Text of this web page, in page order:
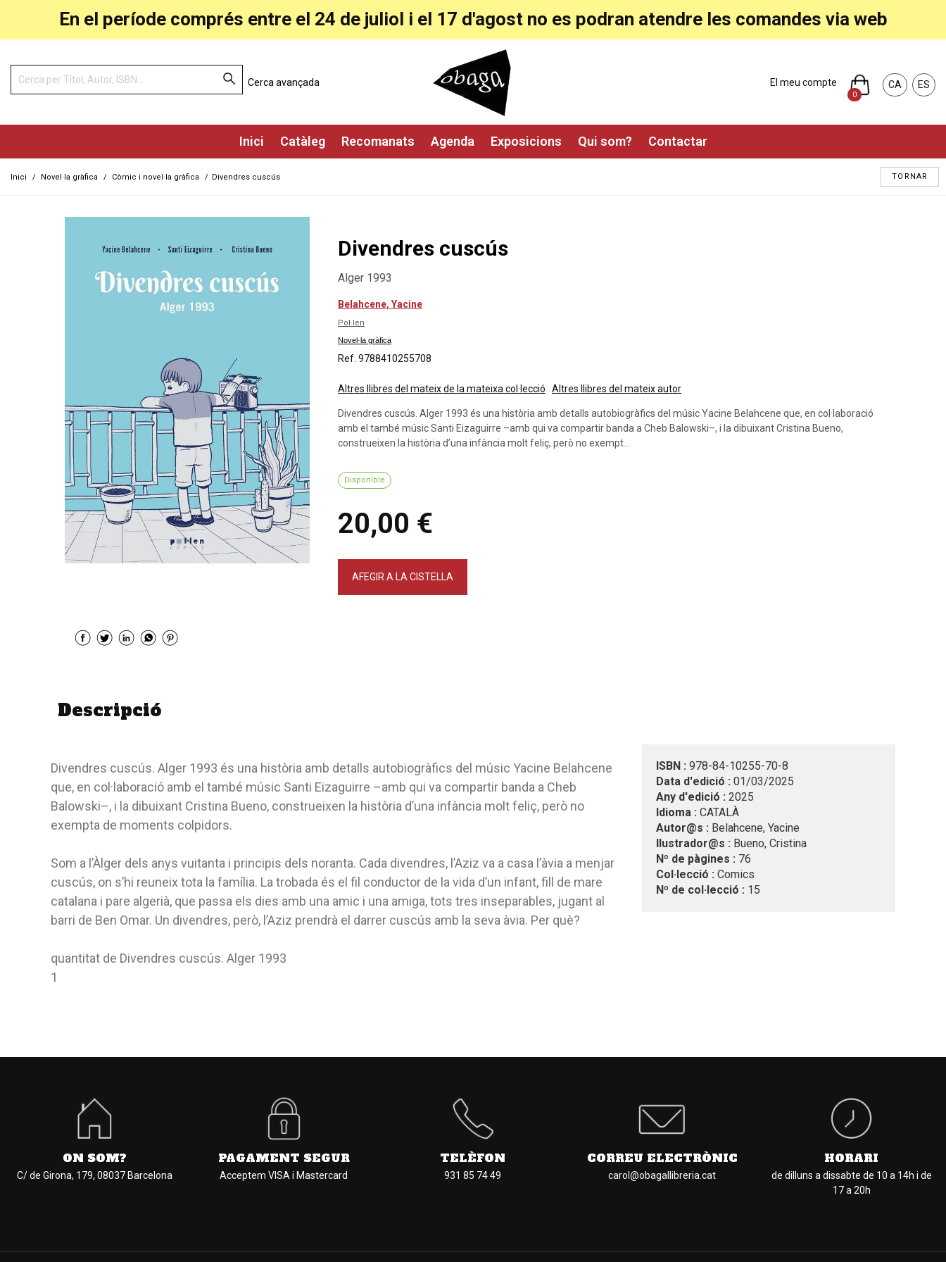
En el període comprés entre el 24 de juliol i el 17 d'agost no es podran atendre les comandes via web
CA ES
El meu compte
0
Inici Catàleg Recomanats Agenda Exposicions Qui som? Contactar
Cerca avançada
Inici / Novel·la gràfica / Còmic i novel·la gràfica / Divendres cuscús TORNAR
Divendres cuscús
Alger 1993
Belahcene, Yacine
Pol·len
Novel·la gràfica
Ref. 9788410255708
Altres llibres del mateix de la mateixa col·lecció Altres llibres del mateix autor
Divendres cuscús. Alger 1993 és una història amb detalls autobiogràfics del músic Yacine Belahcene que, en col·laboració
amb el també músic Santi Eizaguirre –amb qui va compartir banda a Cheb Balowski–, i la dibuixant Cristina Bueno,
construeixen la història d’una infància molt feliç, però no exempt...
Disponible
20,00 €
AFEGIR A LA CISTELLA
Descripció
ISBN : 978-84-10255-70-8
Data d'edició : 01/03/2025
Any d'edició : 2025
Idioma : CATALÀ
Autor@s : Belahcene, Yacine
Ilustrador@s : Bueno, Cristina
Nº de pàgines : 76
Col·lecció : Comics
Nº de col·lecció : 15
Divendres cuscús. Alger 1993 és una història amb detalls autobiogràfics del músic Yacine Belahcene
que, en col·laboració amb el també músic Santi Eizaguirre –amb qui va compartir banda a Cheb
Balowski–, i la dibuixant Cristina Bueno, construeixen la història d’una infància molt feliç, però no
exempta de moments colpidors.
Som a l’Àlger dels anys vuitanta i principis dels noranta. Cada divendres, l’Aziz va a casa l’àvia a menjar
cuscús, on s’hi reuneix tota la família. La trobada és el fil conductor de la vida d’un infant, fill de mare
catalana i pare algerià, que passa els dies amb una amic i una amiga, tots tres inseparables, jugant al
barri de Ben Omar. Un divendres, però, l’Aziz prendrà el darrer cuscús amb la seva àvia. Per què?
quantitat de Divendres cuscús. Alger 1993
1
ON SOM?
C/ de Girona, 179, 08037 Barcelona
PAGAMENT SEGUR
Acceptem VISA i Mastercard
TELÈFON
931 85 74 49
CORREU ELECTRÒNIC
carol@obagallibreria.cat
HORARI
de dilluns a dissabte de 10 a 14h i de
17 a 20h